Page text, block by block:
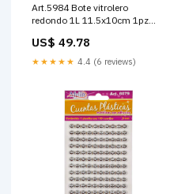
Art.5984 Bote vitrolero
redondo 1L 11.5x10cm 1pz
US$ 49.78
★★★★★ 4.4 (6 reviews)